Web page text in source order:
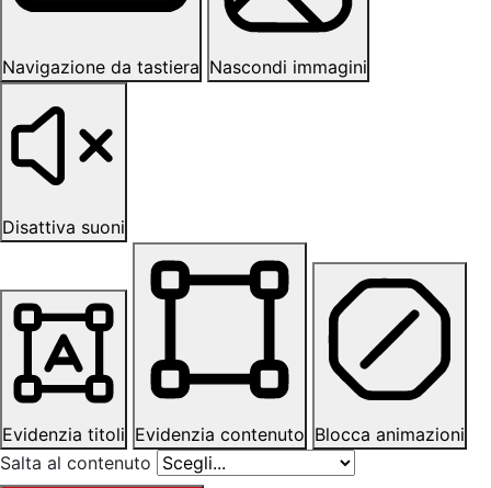
Navigazione da tastiera Nascondi immagini
Disattiva suoni
Evidenzia titoli Evidenzia contenuto Blocca animazioni
Salta al contenuto